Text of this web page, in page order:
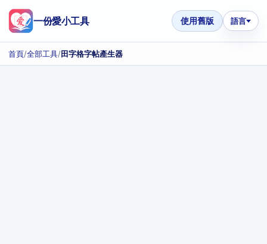
一份愛小工具 使用舊版 語言
首頁/全部工具/田字格字帖產生器